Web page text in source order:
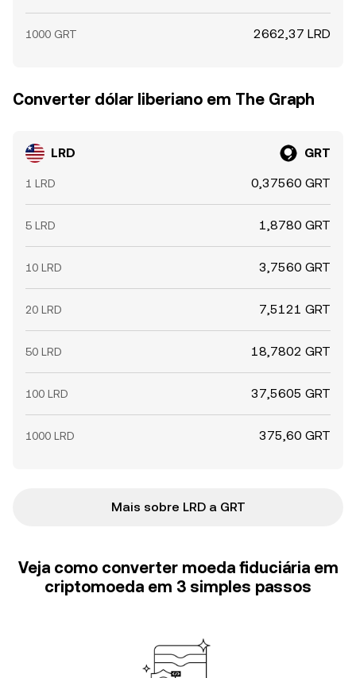
1000 GRT 2662,37 LRD
Converter dólar liberiano em The Graph
LRD GRT
1 LRD 0,37560 GRT
5 LRD 1,8780 GRT
10 LRD 3,7560 GRT
20 LRD 7,5121 GRT
50 LRD 18,7802 GRT
100 LRD 37,5605 GRT
1000 LRD 375,60 GRT
Mais sobre LRD a GRT
Veja como converter moeda fiduciária em
criptomoeda em 3 simples passos